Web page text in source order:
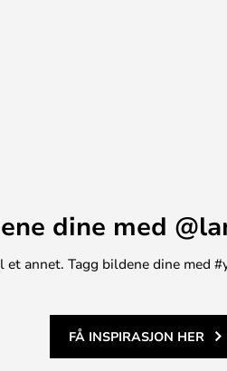
dine med
annet. Tagg bildene dine med
FÅ INSPIRASJON HER